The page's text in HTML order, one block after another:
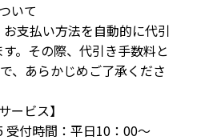
いて
支払い方法を自動的に代引
。その際、代引き手数料と
、あらかじめご了承くださ
ービス】
受付時間：平日10：00〜